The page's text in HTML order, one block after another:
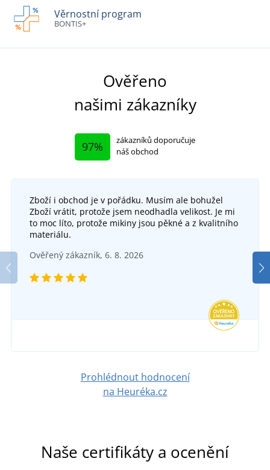
Věrnostní program
BONTIS+
Ověřeno
našimi zákazníky
97%
zákazníků doporučuje
náš obchod
Zboží i obchod je v pořádku. Musím ale bohužel
Zboží vrátit, protože jsem neodhadla velikost. Je mi
to moc líto, protože mikiny jsou pěkné a z kvalitního
materiálu.
Ověřený zákazník, 6. 8. 2026
Prohlédnout hodnocení
na Heuréka.cz
Naše certifikáty a ocenění